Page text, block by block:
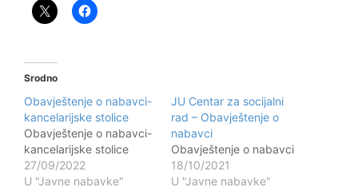
Srodno
Obavještenje o nabavci-
kancelarijske stolice
Obavještenje o nabavci-
kancelarijske stolice
27/09/2022
U "Javne nabavke"
JU Centar za socijalni
rad – Obavještenje o
nabavci
Obavještenje o nabavci
18/10/2021
U "Javne nabavke"